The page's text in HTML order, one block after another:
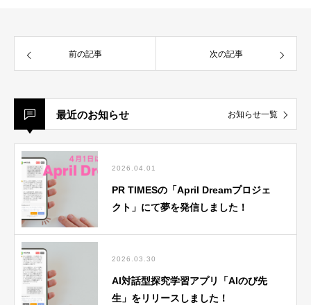
前の記事 次の記事
最近のお知らせ お知らせ一覧
2026.04.01
PR TIMESの「April Dreamプロジェ
クト」にて夢を発信しました！
2026.03.30
AI対話型探究学習アプリ「AIのび先
生」をリリースしました！